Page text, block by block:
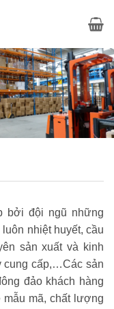
bởi đội ngũ những
nhiệt huyết, cầu
sản xuất và kinh
cung cấp,…Các sản
đảo khách hàng
mã, chất lượng